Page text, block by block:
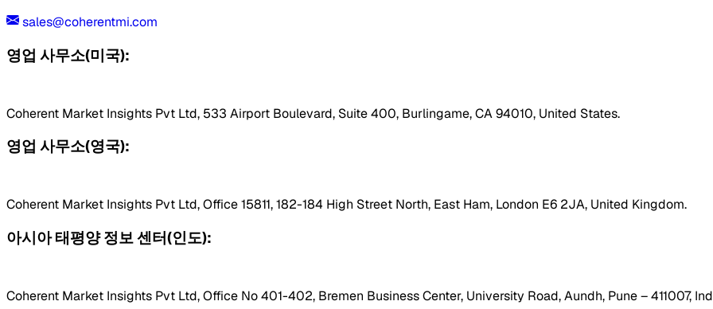
sales@coherentmi.com
영업 사무소(미국):
Coherent Market Insights Pvt Ltd, 533 Airport Boulevard, Suite 400, Burlingame, CA 94010, United States.
영업 사무소(영국):
Coherent Market Insights Pvt Ltd, Office 15811, 182-184 High Street North, East Ham, London E6 2JA, United Kingdom.
아시아 태평양 정보 센터(인도):
Coherent Market Insights Pvt Ltd, Office No 401-402, Bremen Business Center, University Road, Aundh, Pune – 411007,